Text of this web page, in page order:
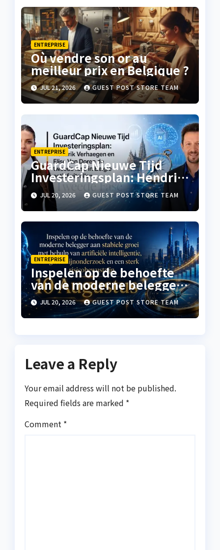
ENTREPRISE
Où vendre son or au
meilleur prix en Belgique ?
JUL 21, 2026 GUEST POST STORE TEAM
ENTREPRISE
GuardCap Nieuwe Tijd
Investeringsplan: Hendrik
Verhaegen en Elise Van
Doren de tweede fase in
België actief uitrollen
JUL 20, 2026 GUEST POST STORE TEAM
ENTREPRISE
Inspelen op de behoefte
van de moderne belegger
aan stabiele groei met
behulp van artificiële
intelligentie,
JUL 20, 2026 GUEST POST STORE TEAM
Leave a Reply
Your email address will not be published.
Required fields are marked *
Comment *